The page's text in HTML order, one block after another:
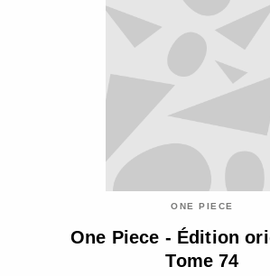
ONE PIECE
One Piece - Édition
Tome 74